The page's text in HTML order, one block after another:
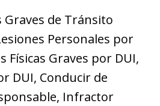
Graves de Tránsito
Personales por
Físicas Graves por DUI,
DUI, Conducir de
Infractor